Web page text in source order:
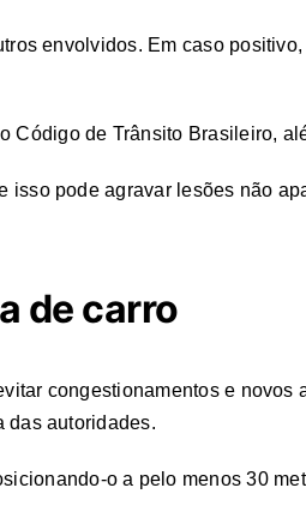
envolvidos. Em caso
Código de Trânsito Brasileiro,
isso pode agravar lesões não
de carro
congestionamentos e
das autoridades.
o a pelo menos 30